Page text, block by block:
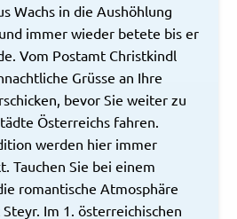
Wachs in die Aushöhlung
immer wieder betete bis er
Vom Postamt Christkindl
Grüsse an Ihre
bevor Sie weiter zu
Österreichs fahren.
werden hier immer
Tauchen Sie bei einem
romantische Atmosphäre
Im 1. österreichischen